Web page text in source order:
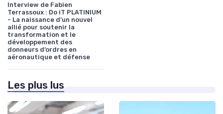
Interview de Fabien
Terrassoux : Do iT PLATINIUM
- La naissance d’un nouvel
allié pour soutenir la
transformation et le
développement des
donneurs d’ordres en
aéronautique et défense
Les plus lus